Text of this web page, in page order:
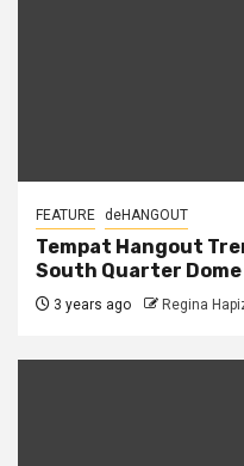
FEATURE deHANGOUT
Tempat Hangout
South Quarter Dome
3 years ago Regina